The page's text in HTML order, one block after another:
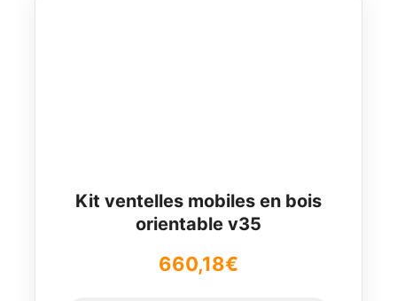
Kit ventelles mobiles en bois
orientable v35
660,18€